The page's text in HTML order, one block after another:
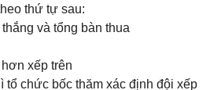
thứ tự sau:
và tổng bàn thua
xếp trên
tổ chức bốc thăm xác định đội xếp